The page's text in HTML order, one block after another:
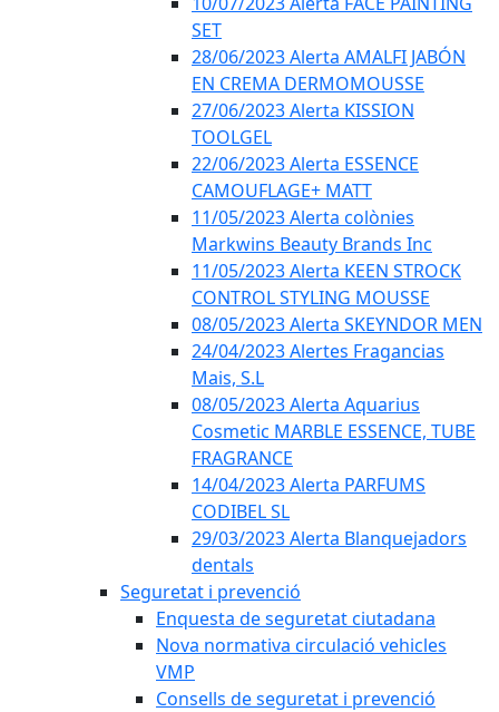
SET
28/06/2023 Alerta AMALFI JABÓN
EN CREMA DERMOMOUSSE
27/06/2023 Alerta KISSION
TOOLGEL
22/06/2023 Alerta ESSENCE
CAMOUFLAGE+ MATT
11/05/2023 Alerta colònies
Markwins Beauty Brands Inc
11/05/2023 Alerta KEEN STROCK
CONTROL STYLING MOUSSE
08/05/2023 Alerta SKEYNDOR MEN
24/04/2023 Alertes Fragancias
Mais, S.L
08/05/2023 Alerta Aquarius
Cosmetic MARBLE ESSENCE, TUBE
FRAGRANCE
14/04/2023 Alerta PARFUMS
CODIBEL SL
29/03/2023 Alerta Blanquejadors
dentals
Seguretat i prevenció
Enquesta de seguretat ciutadana
Nova normativa circulació vehicles
VMP
Consells de seguretat i prevenció